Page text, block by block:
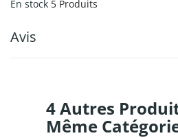
En stock 5 Produits
Avis
4 Autres
Même